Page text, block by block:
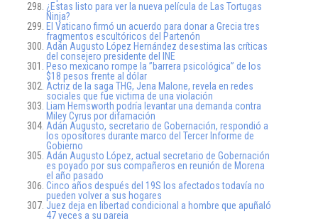
¿Estas listo para ver la nueva película de Las Tortugas
Ninja?
El Vaticano firmó un acuerdo para donar a Grecia tres
fragmentos escultóricos del Partenón
Adán Augusto López Hernández desestima las críticas
del consejero presidente del INE
Peso mexicano rompe la ”barrera psicológica” de los
$18 pesos frente al dólar
Actriz de la saga THG, Jena Malone, revela en redes
sociales que fue victima de una violación
Liam Hemsworth podría levantar una demanda contra
Miley Cyrus por difamación
Adán Augusto, secretario de Gobernación, respondió a
los opositores durante marco del Tercer Informe de
Gobierno
Adán Augusto López, actual secretario de Gobernación
es poyado por sus compañeros en reunión de Morena
el año pasado
Cinco años después del 19S los afectados todavía no
pueden volver a sus hogares
Juez deja en libertad condicional a hombre que apuñaló
47 veces a su pareja